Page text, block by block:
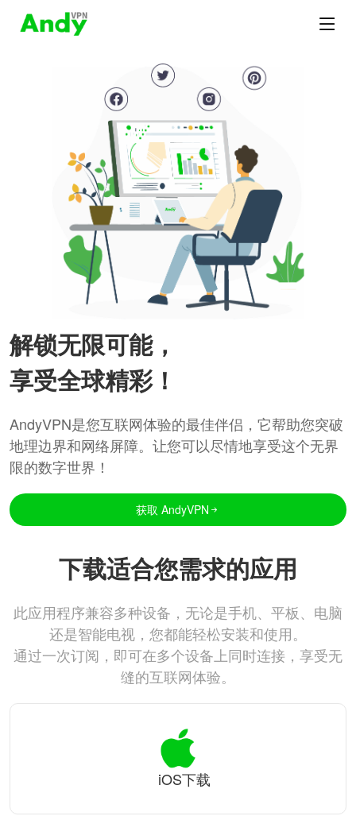
解锁无限可能，
享受全球精彩！
AndyVPN是您互联网体验的最佳伴侣，它帮助您突破
地理边界和网络屏障。让您可以尽情地享受这个无界
限的数字世界！
获取 AndyVPN
下载适合您需求的应用
此应用程序兼容多种设备，无论是手机、平板、电脑
还是智能电视，您都能轻松安装和使用。
通过一次订阅，即可在多个设备上同时连接，享受无
缝的互联网体验。
iOS下载